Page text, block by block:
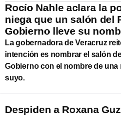
Rocío Nahle aclara la
niega que un salón del
Gobierno lleve su
La gobernadora de Veracruz
intención es nombrar el salón
Gobierno con el nombre de una
suyo.
Despiden a Roxana